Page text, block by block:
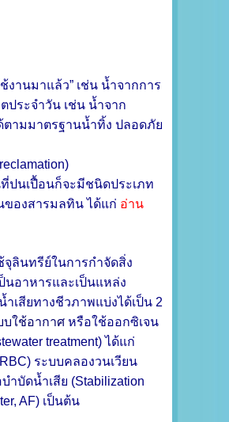
านมาแล้ว” เช่น น้ำจากการ
ประจำวัน เช่น น้ำจาก
ตามมาตรฐานน้ำทิ้ง ปลอดภัย
ปนเปื้อนก็จะมีชนิดประเภท
ของสารมลทิน ได้แก่ อ่าน
จุลินทรีย์ในการกำจัดสิ่ง
นอาหารและเป็นแหล่ง
เสียทางชีวภาพแบ่งได้เป็น 2
บใช้อากาศหรือใช้ออกซิเจน
treatment) ได้แก่
ระบบคลองวนเวียน
ำบัดน้ำเสีย (Stabilization
AF) เป็นต้น